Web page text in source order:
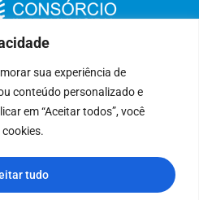
sua experiência de
conteúdo personalizado e
em “Aceitar todos”, você
tudo
(CILSJ)
n° 01, Lote 01, Quadra 11
de São Pedro
da Aldeia, RJ
9 8841-2358